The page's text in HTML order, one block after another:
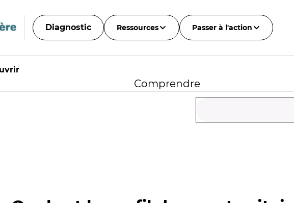
Diagnostic Ressources Passer à l'action
Comprendre